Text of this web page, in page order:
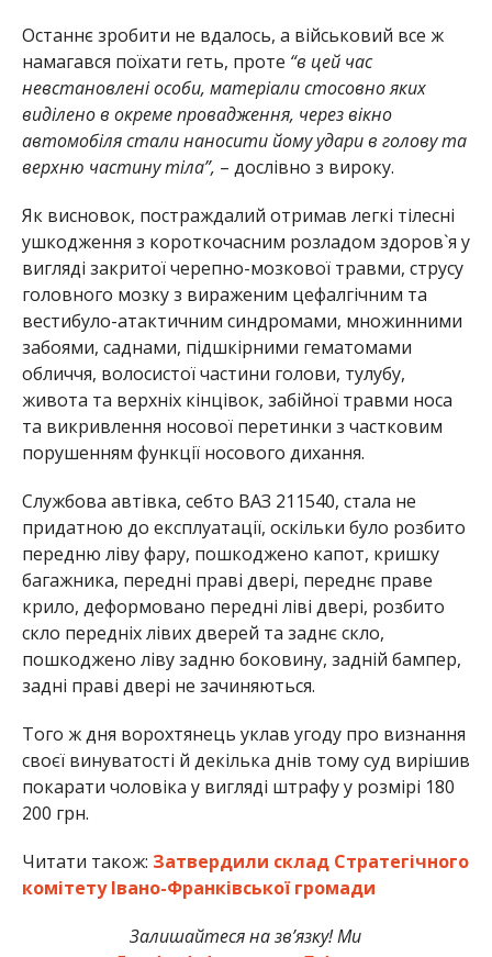
Останнє зробити не вдалось, а військовий все ж
намагався поїхати геть, проте “в цей час
невстановлені особи, матеріали стосовно яких
виділено в окреме провадження, через вікно
автомобіля стали наносити йому удари в голову та
верхню частину тіла”, – дослівно з вироку.
Як висновок, постраждалий отримав легкі тілесні
ушкодження з короткочасним розладом здоров`я у
вигляді закритої черепно-мозкової травми, струсу
головного мозку з вираженим цефалгічним та
вестибуло-атактичним синдромами, множинними
забоями, саднами, підшкірними гематомами
обличчя, волосистої частини голови, тулубу,
живота та верхніх кінцівок, забійної травми носа
та викривлення носової перетинки з частковим
порушенням функції носового дихання.
Службова автівка, себто ВАЗ 211540, стала не
придатною до експлуатації, оскільки було розбито
передню ліву фару, пошкоджено капот, кришку
багажника, передні праві двері, переднє праве
крило, деформовано передні ліві двері, розбито
скло передніх лівих дверей та заднє скло,
пошкоджено ліву задню боковину, задній бампер,
задні праві двері не зачиняються.
Того ж дня ворохтянець уклав угоду про визнання
своєї винуватості й декілька днів тому суд вирішив
покарати чоловіка у вигляді штрафу у розмірі 180
200 грн.
Читати також: Затвердили склад Стратегічного
комітету Івано-Франківської громади
Залишайтеся на зв’язку! Ми